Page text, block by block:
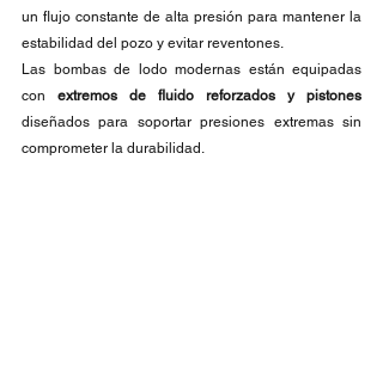
un flujo constante de alta presión para mantener la
estabilidad del pozo y evitar reventones.
Las bombas de lodo modernas están equipadas
con extremos de fluido reforzados y pistones
diseñados para soportar presiones extremas sin
comprometer la durabilidad.